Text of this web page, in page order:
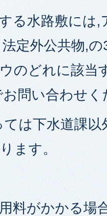
る水路敷には,
定外公共物,
のどれに該当
問い合わせく
は下水道課
ます。
料がかかる場